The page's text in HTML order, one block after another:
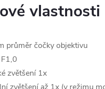
vlastnosti
průměr čočky objektivu
zvětšení 1x